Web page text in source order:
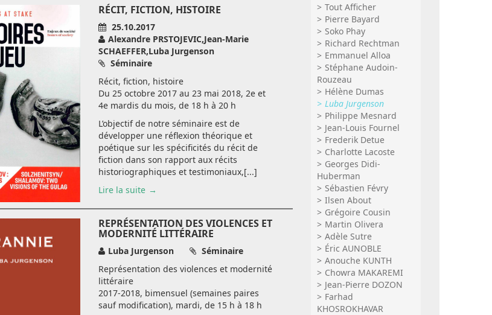
RÉCIT, FICTION, HISTOIRE
25.10.2017
Alexandre PRSTOJEVIC,Jean-Marie
SCHAEFFER,Luba Jurgenson
Séminaire
Récit, fiction, histoire
Du 25 octobre 2017 au 23 mai 2018, 2e et
4e mardis du mois, de 18 h à 20 h
L’objectif de notre séminaire est de
développer une réflexion théorique et
poétique sur les spécificités du récit de
fiction dans son rapport aux récits
historiographiques et testimoniaux,[...]
Lire la suite
REPRÉSENTATION DES VIOLENCES ET
MODERNITÉ LITTÉRAIRE
Luba Jurgenson
Séminaire
Représentation des violences et modernité
littéraire
2017-2018, bimensuel (semaines paires
sauf modification), mardi, de 15 h à 18 h
Tout Afficher
Pierre Bayard
Soko Phay
Richard Rechtman
Emmanuel Alloa
Stéphane Audoin-
Rouzeau
Hélène Dumas
Luba Jurgenson
Philippe Mesnard
Jean-Louis Fournel
Frederik Detue
Charlotte Lacoste
Georges Didi-
Huberman
Sébastien Févry
Ilsen About
Grégoire Cousin
Martin Olivera
Adèle Sutre
Éric AUNOBLE
Anouche KUNTH
Chowra MAKAREMI
Jean-Pierre DOZON
Farhad
KHOSROKHAVAR